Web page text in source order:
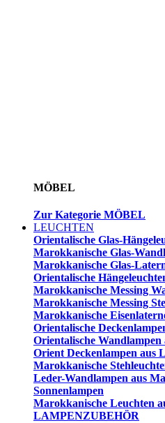
MÖBEL
Zur Kategorie MÖBEL
LEUCHTEN
Orientalische Glas-
Marokkanische Glas-
Marokkanische Glas-
Orientalische
Marokkanische Messing
Marokkanische Messing
Marokkanische
Orientalische
Orientalische Wandlampen
Orient Deckenlampen aus
Marokkanische
Leder-Wandlampen aus
Sonnenlampen
Marokkanische Leuchten
LAMPENZUBEHÖR